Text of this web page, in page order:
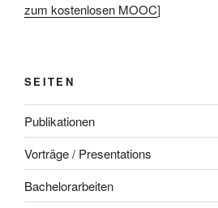
zum kostenlosen MOOC]
SEITEN
Publikationen
Vorträge / Presentations
Bachelorarbeiten